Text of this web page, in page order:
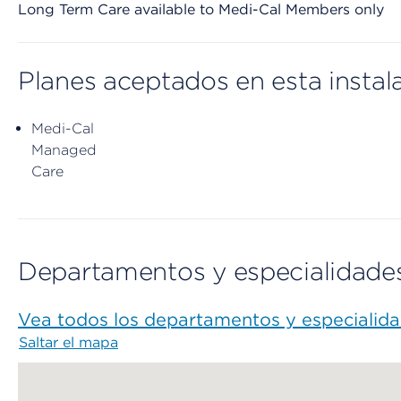
Long Term Care available to Medi-Cal Members only
Planes aceptados en esta
Medi-Cal
Managed
Care
Departamentos y
Vea todos los departamentos y
Saltar el mapa